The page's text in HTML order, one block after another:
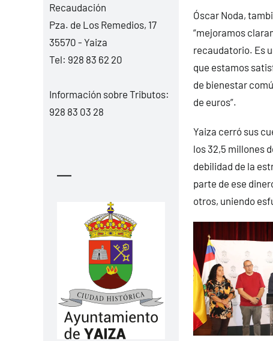
Recaudación
Pza. de Los Remedios, 17
35570 - Yaiza
Tel: 928 83 62 20
Información sobre Tributos:
928 83 03 28
—
Óscar Noda,
“mejoramos
recaudatorio. Es
que estamos
de bienestar
de euros”.
Yaiza cerró sus
los 32,5 millones
debilidad de la
parte de ese
otros, uniendo